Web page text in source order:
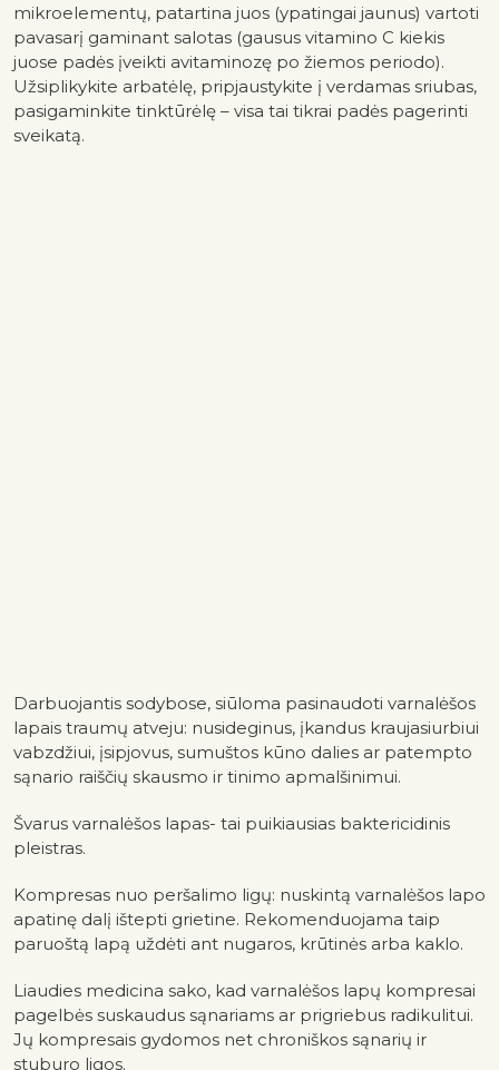
mikroelementų, patartina juos (ypatingai jaunus) vartoti
pavasarį gaminant salotas (gausus vitamino C kiekis
juose padės įveikti avitaminozę po žiemos periodo).
Užsiplikykite arbatėlę, pripjaustykite į verdamas sriubas,
pasigaminkite tinktūrėlę – visa tai tikrai padės pagerinti
sveikatą.
Darbuojantis sodybose, siūloma pasinaudoti varnalėšos
lapais traumų atveju: nusideginus, įkandus kraujasiurbiui
vabzdžiui, įsipjovus, sumuštos kūno dalies ar patempto
sąnario raiščių skausmo ir tinimo apmalšinimui.
Švarus varnalėšos lapas- tai puikiausias baktericidinis
pleistras.
Kompresas nuo peršalimo ligų: nuskintą varnalėšos lapo
apatinę dalį ištepti grietine. Rekomenduojama taip
paruoštą lapą uždėti ant nugaros, krūtinės arba kaklo.
Liaudies medicina sako, kad varnalėšos lapų kompresai
pagelbės suskaudus sąnariams ar prigriebus radikulitui.
Jų kompresais gydomos net chroniškos sąnarių ir
stuburo ligos.